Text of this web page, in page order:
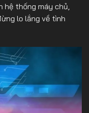
hệ thống máy chủ,
lo lắng về tình